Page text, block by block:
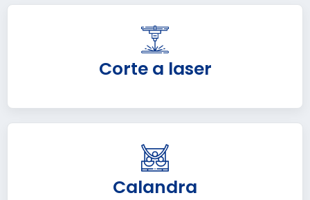
Corte a laser
Calandra